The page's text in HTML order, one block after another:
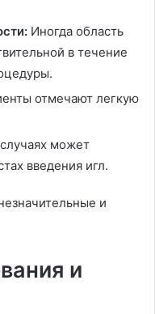
Иногда область
в течение
отмечают легкую
может
введения игл.
и
и